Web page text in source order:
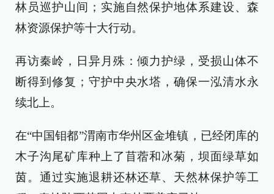
林员巡护山间；实施自然保护地体系建设、森
林资源保护等十大行动。
再访秦岭，日异月殊：倾力护绿，受损山体不
断得到修复；守护中央水塔，确保一泓清水永
续北上。
在“中国钼都”渭南市华州区金堆镇，已经闭库的
木子沟尾矿库种上了苜蓿和冰菊，坝面绿草如
茵。通过实施退耕还林还草、天然林保护等工